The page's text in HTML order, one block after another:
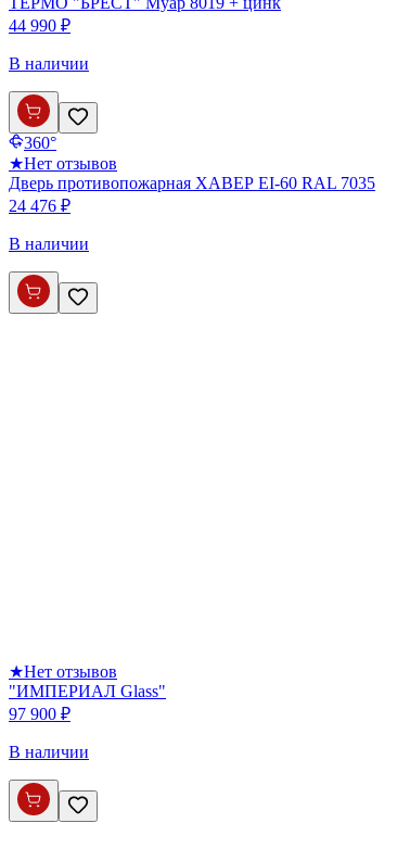
44 990 ₽
В наличии
360°
★Нет отзывов
Дверь противопожарная ХАВЕР EI-60 RAL 7035
24 476 ₽
В наличии
★Нет отзывов
"ИМПЕРИАЛ Glass"
97 900 ₽
В наличии